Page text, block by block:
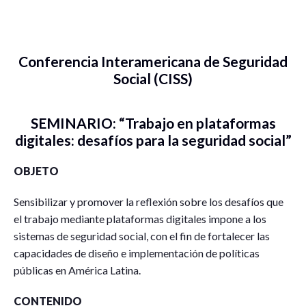
Conferencia Interamericana de Seguridad
Social (CISS)
SEMINARIO: “Trabajo en plataformas
digitales: desafíos para la seguridad social”
OBJETO
Sensibilizar y promover la reflexión sobre los desafíos que
el trabajo mediante plataformas digitales impone a los
sistemas de seguridad social, con el fin de fortalecer las
capacidades de diseño e implementación de políticas
públicas en América Latina.
CONTENIDO